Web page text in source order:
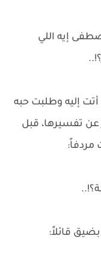
إيه اللي
إليه وطلبت حبه
تفسيرها، قبل
مردفاً:
بضيق قائلاً: